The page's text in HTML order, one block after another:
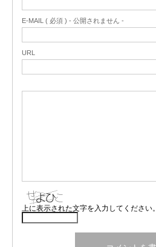
E-MAIL ( 必須 ) - 公開されません -
URL
上に表示された文字を入力してください。